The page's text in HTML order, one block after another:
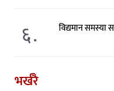
६. विद्यमान समस्या
भर्खरै